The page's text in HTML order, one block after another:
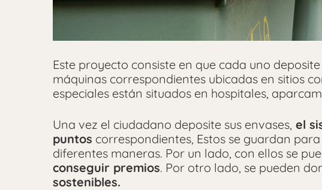
Este proyecto consiste en que cada uno
máquinas correspondientes ubicadas en sitios
especiales están situados en hospitales,
Una vez el ciudadano deposite sus envases, el
puntos correspondientes, Estos se guardan
diferentes maneras. Por un lado, con ellos se
conseguir premios. Por otro lado, se pueden
sostenibles.